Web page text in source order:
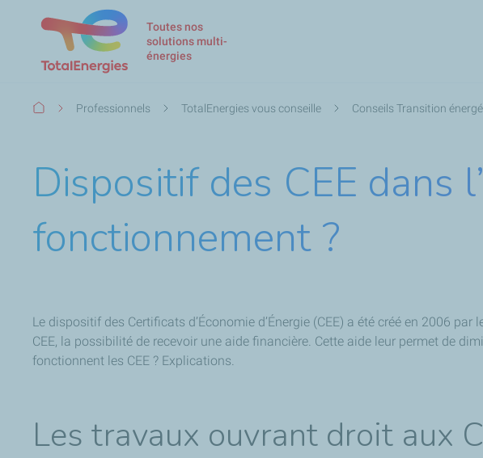
Toutes nos
solutions multi-
énergies
Fil
Professionnels TotalEnergies vous conseille Conseils Transition
Dispositif des CEE dans
fonctionnement ?
Le dispositif des Certificats d’Économie d’Énergie (CEE) a été créé en 2006
CEE, la possibilité de recevoir une aide financière. Cette aide leur permet de
fonctionnent les CEE ? Explications.
Les travaux ouvrant droit aux